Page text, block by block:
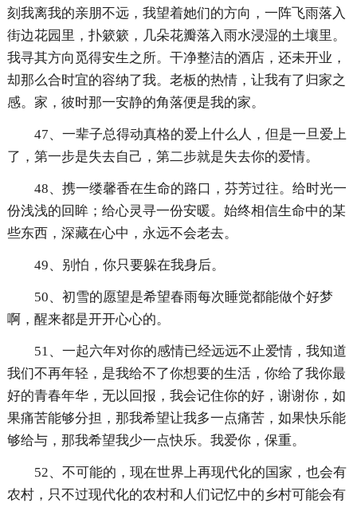
刻我离我的亲朋不远，我望着她们的方向，一阵飞雨落入
街边花园里，扑簌簌，几朵花瓣落入雨水浸湿的土壤里。
我寻其方向觅得安生之所。干净整洁的酒店，还未开业，
却那么合时宜的容纳了我。老板的热情，让我有了归家之
感。家，彼时那一安静的角落便是我的家。
47、一辈子总得动真格的爱上什么人，但是一旦爱上
了，第一步是失去自己，第二步就是失去你的爱情。
48、携一缕馨香在生命的路口，芬芳过往。给时光一
份浅浅的回眸；给心灵寻一份安暖。始终相信生命中的某
些东西，深藏在心中，永远不会老去。
49、别怕，你只要躲在我身后。
50、初雪的愿望是希望春雨每次睡觉都能做个好梦
啊，醒来都是开开心心的。
51、一起六年对你的感情已经远远不止爱情，我知道
我们不再年轻，是我给不了你想要的生活，你给了我你最
好的青春年华，无以回报，我会记住你的好，谢谢你，如
果痛苦能够分担，那我希望让我多一点痛苦，如果快乐能
够给与，那我希望我少一点快乐。我爱你，保重。
52、不可能的，现在世界上再现代化的国家，也会有
农村，只不过现代化的农村和人们记忆中的乡村可能会有